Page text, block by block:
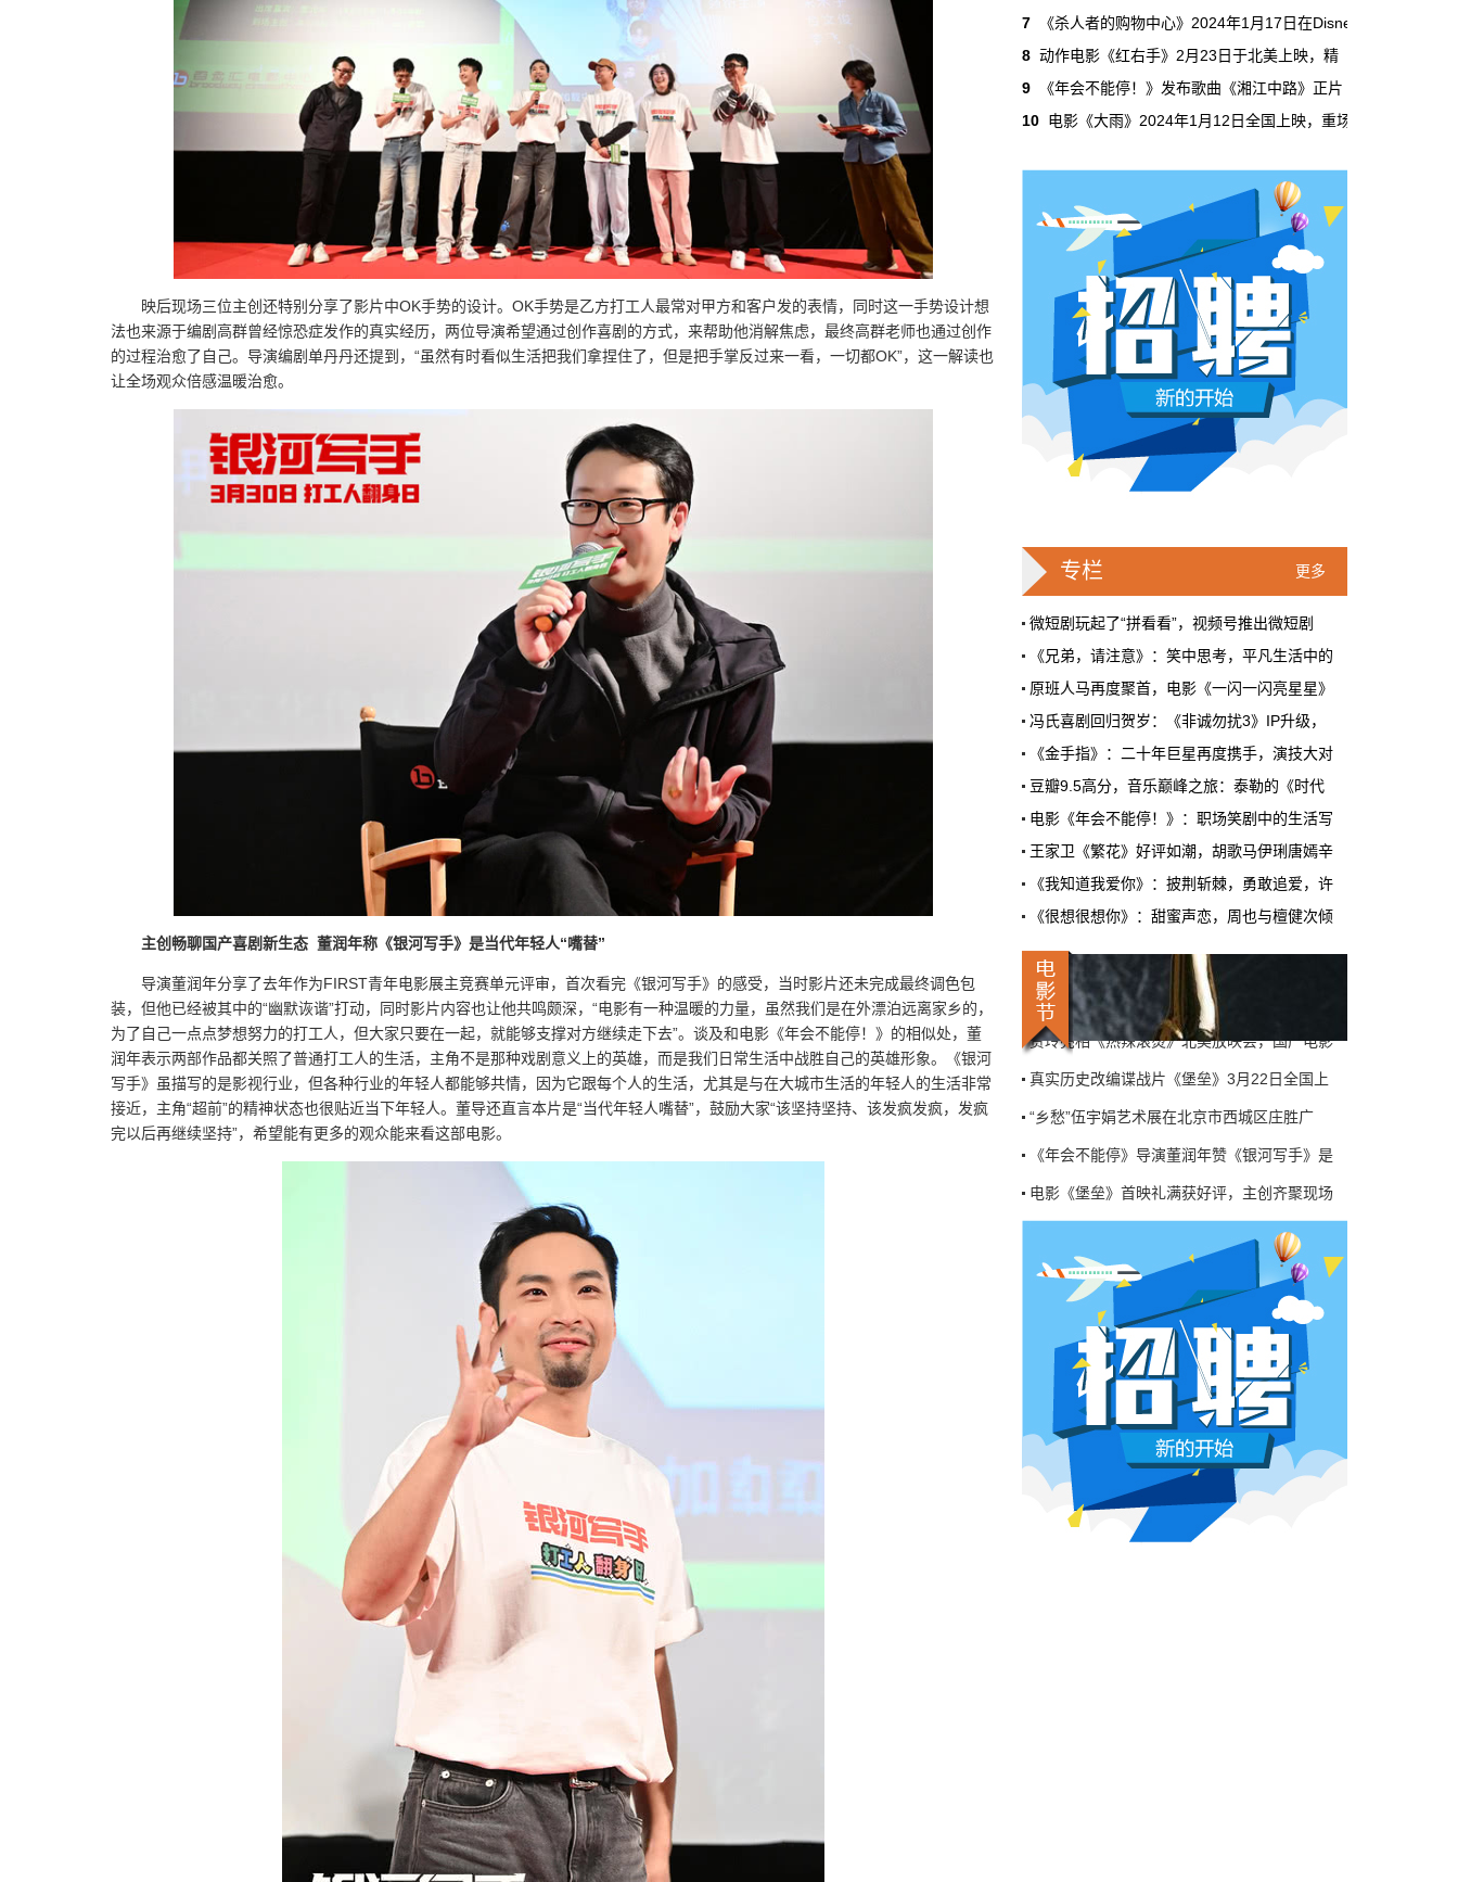
映后现场三位主创还特别分享了影片中OK手势的设计。OK手势是乙方打工人最常对甲方和客户发的表情，同时这一手势设计想
法也来源于编剧高群曾经惊恐症发作的真实经历，两位导演希望通过创作喜剧的方式，来帮助他消解焦虑，最终高群老师也通过创作
的过程治愈了自己。导演编剧单丹丹还提到，“虽然有时看似生活把我们拿捏住了，但是把手掌反过来一看，一切都OK”，这一解读也
让全场观众倍感温暖治愈。
主创畅聊国产喜剧新生态 董润年称《银河写手》是当代年轻人“嘴替”
导演董润年分享了去年作为FIRST青年电影展主竞赛单元评审，首次看完《银河写手》的感受，当时影片还未完成最终调色包
装，但他已经被其中的“幽默诙谐”打动，同时影片内容也让他共鸣颇深，“电影有一种温暖的力量，虽然我们是在外漂泊远离家乡的，
为了自己一点点梦想努力的打工人，但大家只要在一起，就能够支撑对方继续走下去”。谈及和电影《年会不能停！》的相似处，董
润年表示两部作品都关照了普通打工人的生活，主角不是那种戏剧意义上的英雄，而是我们日常生活中战胜自己的英雄形象。《银河
写手》虽描写的是影视行业，但各种行业的年轻人都能够共情，因为它跟每个人的生活，尤其是与在大城市生活的年轻人的生活非常
接近，主角“超前”的精神状态也很贴近当下年轻人。董导还直言本片是“当代年轻人嘴替”，鼓励大家“该坚持坚持、该发疯发疯，发疯
完以后再继续坚持”，希望能有更多的观众能来看这部电影。
6月29日 10:20:00
时间，年轻人在电影院里的占比缩水了一半还
多。20岁以下更夸张，从8.9%跌到2.9%，几
乎归零…
本网原创
6月29日 10:20:00
AI短剧赢了数量，真人短剧赢了命
2026年一季度，全行业上线微短剧12.8万部，
其中AI短剧12.2万部，占比超过95%。真人短
剧？只剩几千部。你猜这95%的AI短剧，拿走
了多少流量？
本网原创
6月28日 13:03:00
戛纳一句"Fuck AI"，喊出了多少电影人
高定，而是一句话。
本网原创
6月28日 9:25:00
周星驰跑去拍AI短剧了，电影院还剩什
么？
5月31号，横店。63岁的周星驰穿着黑色夹克
出现在《食神2026》的开机现场。这部短剧改
编自他30年前的经典电影，竖屏拍摄，AI辅助
制作，成本400万。预计9月上线。
本网原创
6月28日 9:25:00
短剧从业者在评论区集体破防。有人说"今年开
机率比去年腰斩"，有人说"演员片酬从日薪800
三天的东西，AI一天出八集，还比你好看…
本网原创
6月27日 10:01:00
9万块银幕，全年只卖400亿：电影院的
钱去哪了？
画，类型挺全。刘烨的《四渡》、皮克斯的
《玩具总动员5》、谢苗的《火遮眼》，该有的
牌都亮出来了。
6月27日 10:01:00
7万部AI短剧一夜下架，广电总局这次是
动真格的
6月24日，广电总局官网挂出了一份文件。没
有发布会，没有吹风会。就这么安安静静地，
把《微短剧发展管理办法（征求意见稿）》摆
到了所有人面前。
本网原创
6月26日 10:03:00
影视行业冷透了：167个人抢一个活，
顶流演员台上求工作
董子健领奖的时候说："我还是演员董子健，有
合适的角色可以找我，档期很空。"刘昊然在台
7
《杀人者的购物中心》2024年1月17日在Disne
8 动作电影《红右手》2月23日于北美上映，精
9
《年会不能停！》发布歌曲《湘江中路》正片
10 电影《大雨》2024年1月12日全国上映，重场
更多
专栏
微短剧玩起了“拼看看”，视频号推出微短剧
《兄弟，请注意》：笑中思考，平凡生活中的
原班人马再度聚首，电影《一闪一闪亮星星》
冯氏喜剧回归贺岁：《非诚勿扰3》IP升级，
《金手指》：二十年巨星再度携手，演技大对
豆瓣9.5高分，音乐巅峰之旅：泰勒的《时代
电影《年会不能停！》：职场笑剧中的生活写
王家卫《繁花》好评如潮，胡歌马伊琍唐嫣辛
《我知道我爱你》：披荆斩棘，勇敢追爱，许
《很想很想你》：甜蜜声恋，周也与檀健次倾
《年会不能停》导演董润年赞《银河写手》是
电影《堡垒》首映礼满获好评，主创齐聚现场
《草木人间》北大校园路演现场，蒋勤勤分享
电影《堡垒》3月22日全国上映， 郭晓东陈都
贾玲亮相《热辣滚烫》北美放映会，国产电影
真实历史改编谍战片《堡垒》3月22日全国上
“乡愁”伍宇娟艺术展在北京市西城区庄胜广
《年会不能停》导演董润年赞《银河写手》是
电影《堡垒》首映礼满获好评，主创齐聚现场
《草木人间》北大校园路演现场，蒋勤勤分享
电影《堡垒》3月22日全国上映， 郭晓东陈都
贾玲亮相《热辣滚烫》北美放映会，国产电影
真实历史改编谍战片《堡垒》3月22日全国上
“乡愁”伍宇娟艺术展在北京市西城区庄胜广